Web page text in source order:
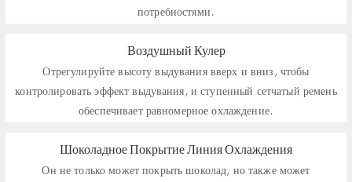
потребностями.
Воздушный Кулер
Отрегулируйте высоту выдувания вверх и вниз, чтобы
контролировать эффект выдувания, и ступенный сетчатый ремень
обеспечивает равномерное охлаждение.
Шоколадное Покрытие Линия Охлаждения
Он не только может покрыть шоколад, но также может